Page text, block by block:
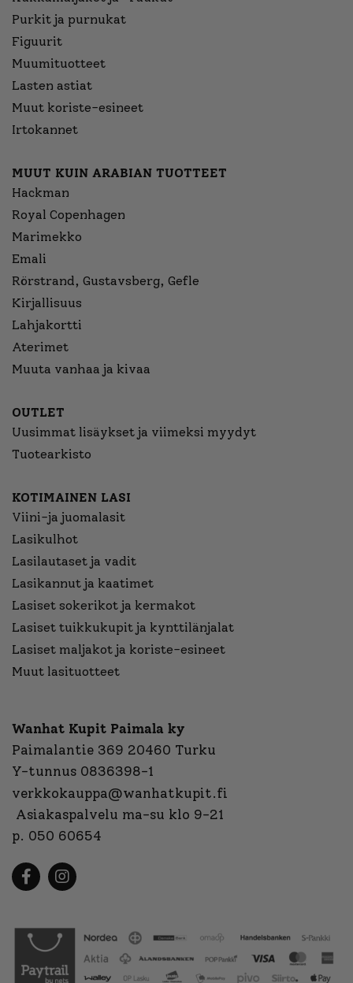
Purkit ja purnukat
Figuurit
Muumituotteet
Lasten astiat
Muut koriste-esineet
Irtokannet
MUUT KUIN ARABIAN TUOTTEET
Hackman
Royal Copenhagen
Marimekko
Emali
Rörstrand, Gustavsberg, Gefle
Kirjallisuus
Lahjakortti
Aterimet
Muuta vanhaa ja kivaa
OUTLET
Uusimmat lisäykset ja viimeksi myydyt
Tuotearkisto
KOTIMAINEN LASI
Viini-ja juomalasit
Lasikulhot
Lasilautaset ja vadit
Lasikannut ja kaatimet
Lasiset sokerikot ja kermakot
Lasiset tuikkukupit ja kynttilänjalat
Lasiset maljakot ja koriste-esineet
Muut lasituotteet
Wanhat Kupit Paimala ky
Paimalantie 369 20460 Turku
Y-tunnus 0836398-1
verkkokauppa@wanhatkupit.fi
Asiakaspalvelu ma-su klo 9-21
p. 050 60654